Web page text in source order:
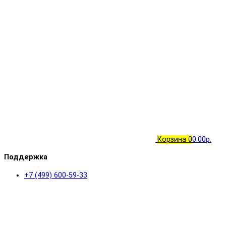
Корзина 00.00р.
Поддержка
+7 (499) 600-59-33